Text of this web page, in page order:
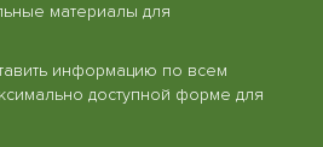
материалы для
информацию по всем
доступной форме для